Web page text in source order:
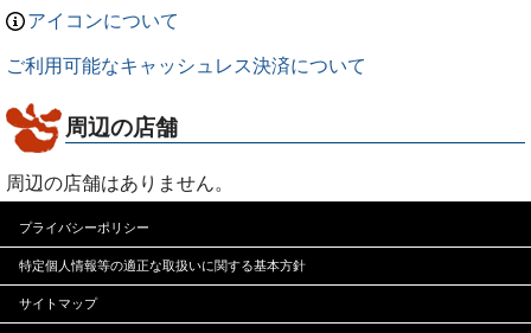
アイコンについて
ご利用可能なキャッシュレス決済について
周辺の店舗
周辺の店舗はありません。
プライバシーポリシー
特定個人情報等の適正な取扱いに関する基本方針
サイトマップ